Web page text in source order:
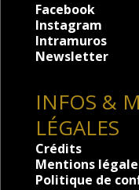
Facebook
Instagram
Intramuros
Newsletter
INFOS &
LÉGALES
Crédits
Mentions
Politique de